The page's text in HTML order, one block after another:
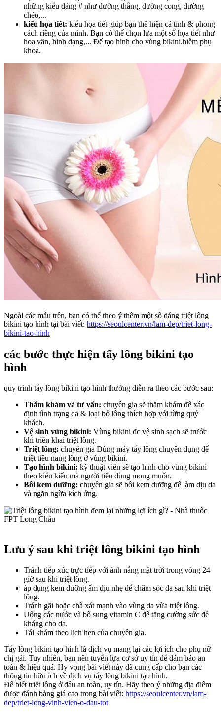
những kiểu dáng # như đường thẳng, đường cong, đường
chéo,...
kiểu họa tiết: kiểu họa tiết giúp bạn thể hiện cá tính & phong
cách riêng của mình. Bạn có thể chọn lựa một số họa tiết như
hoa văn, hình dạng,... Để tạo hình cho vùng bikini.hiễm phụ
khoa.
Ngoài các mẫu trên, bạn có thể theo ý thêm một số dáng triệt lông
bikini tạo hình tại bài viết: https://seoulcenter.vn/lam-dep/triet-long-
bikini-tao-hinh
các bước thực hiện tẩy lông bikini tạo
hình
quy trình tẩy lông bikini tạo hình thường diễn ra theo các bước sau:
Thăm khám và tư vấn: chuyên gia sẽ thăm khám để xác
định tình trạng da & loại bỏ lông thích hợp với từng quý
khách.
Vệ sinh vùng bikini: Vùng bikini đc vệ sinh sạch sẽ trước
khi triển khai triệt lông.
Triệt lông: chuyên gia Dùng máy tẩy lông chuyên dụng để
triệt tiêu nang lông ở vùng bikini.
Tạo hình bikini: kỹ thuật viên sẽ tạo hình cho vùng bikini
theo kiểu kiểu mà người tiêu dùng mong muốn.
Bôi kem dưỡng: chuyên gia sẽ bôi kem dưỡng để làm dịu da
và ngăn ngừa kích ứng.
Lưu ý sau khi triệt lông bikini tạo hình
Tránh tiếp xúc trực tiếp với ánh nắng mặt trời trong vòng 24
giờ sau khi triệt lông.
áp dụng kem dưỡng ẩm dịu nhẹ để chăm sóc da sau khi triệt
lông.
Tránh gãi hoặc chà xát mạnh vào vùng da vừa triệt lông.
Uống các nước và bổ sung vitamin C để tăng cường sức đề
kháng cho da.
Tái khám theo lịch hẹn của chuyên gia.
Tẩy lông bikini tạo hình là dịch vụ mang lại các lợi ích cho phụ nữ
chị gái. Tuy nhiên, bạn nên tuyển lựa cơ sở uy tín để đảm bảo an
toàn & hiệu quả. Hy vọng bài viết này đã cung cấp cho bạn các
thông tin hữu ích về dịch vụ tẩy lông bikini tạo hình.
Để biết triệt lông ở đâu an toàn, uy tín. Hãy theo ý những địa điểm
được đánh bảng giá cao trong bài viết: https://seoulcenter.vn/lam-
dep/triet-long-vinh-vien-o-dau-tot